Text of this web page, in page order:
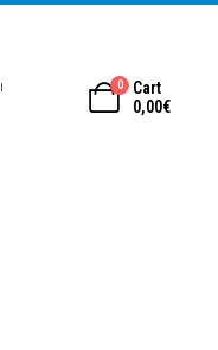
0
Cart
0,00€